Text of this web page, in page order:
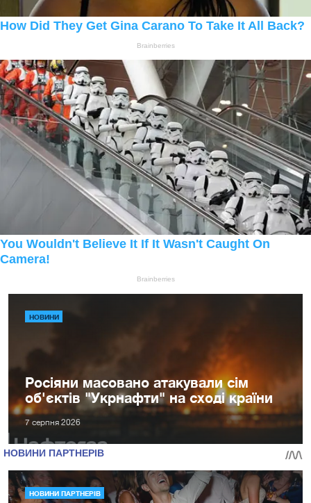
НОВИНИ
Росіяни масовано атакували сім
об'єктів "Укрнафти" на сході країни
7 серпня 2026